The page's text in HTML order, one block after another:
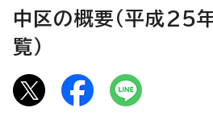
中区の概要（平成25
覧）